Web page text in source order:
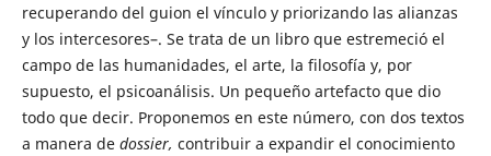
recuperando del guion el vínculo y priorizando las alianzas
y los intercesores–. Se trata de un libro que estremeció el
campo de las humanidades, el arte, la filosofía y, por
supuesto, el psicoanálisis. Un pequeño artefacto que dio
todo que decir. Proponemos en este número, con dos textos
a manera de dossier, contribuir a expandir el conocimiento